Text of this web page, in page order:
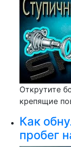
Открутите
крепящие
Как
пробег